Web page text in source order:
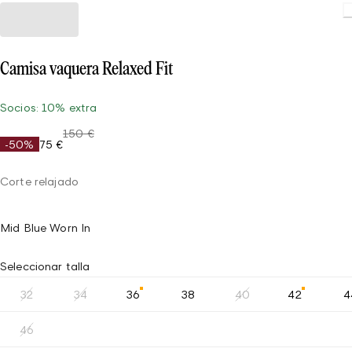
Camisa vaquera Relaxed Fit
Socios: 10% extra
-50% 75 €
150 €
Corte relajado
Mid Blue Worn In
Seleccionar talla
32 34 36 38 40 42
46